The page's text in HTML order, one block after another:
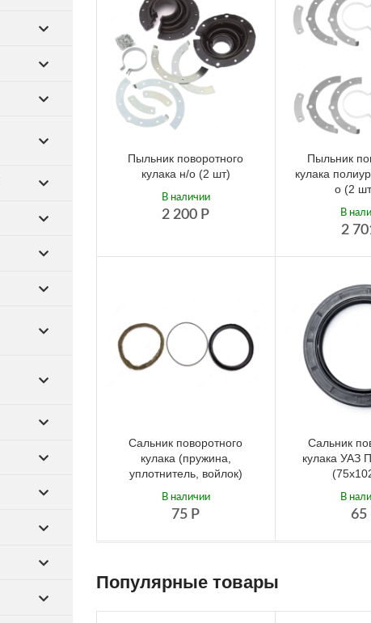
Пыльник поворотного
кулака н/о (2 шт)
2 200 Р
В наличии
Пыльник
кулака
о (2
2
В
Сальник поворотного
кулака (пружина,
уплотнитель, войлок)
75 Р
В наличии
Сальник
кулака УАЗ
65
В
Популярные товары